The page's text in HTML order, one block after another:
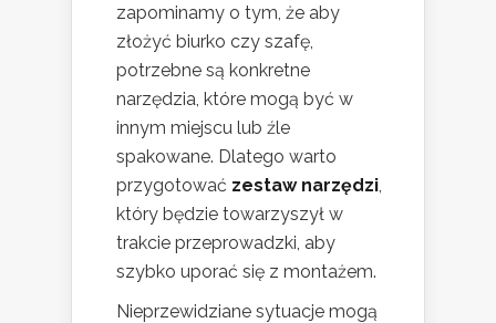
zapominamy o tym, że aby
złożyć biurko czy szafę,
potrzebne są konkretne
narzędzia, które mogą być w
innym miejscu lub źle
spakowane. Dlatego warto
przygotować zestaw narzędzi
który będzie towarzyszył w
trakcie przeprowadzki, aby
szybko uporać się z montażem.
Nieprzewidziane sytuacje mogą